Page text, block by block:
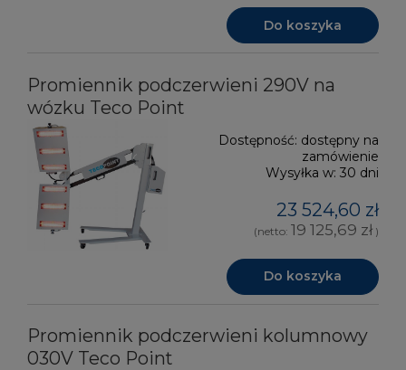
Do koszyka
Promiennik podczerwieni 290V na
wózku Teco Point
Dostępność: dostępny na
zamówienie
Wysyłka w: 30 dni
23 524,60 zł
(netto: 19 125,69 zł )
Do koszyka
Promiennik podczerwieni kolumnowy
030V Teco Point